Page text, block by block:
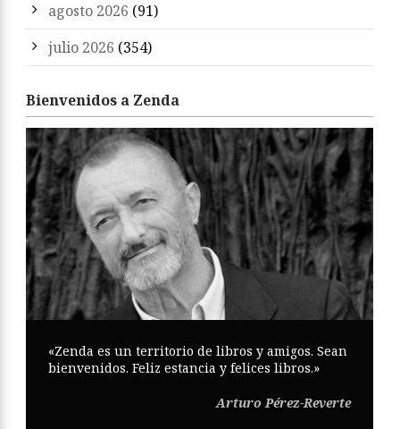
agosto 2026 (91)
julio 2026 (354)
Bienvenidos a Zenda
«Zenda es un territorio de libros y amigos. Sean
bienvenidos. Feliz estancia y felices libros.»
Arturo Pérez-Reverte